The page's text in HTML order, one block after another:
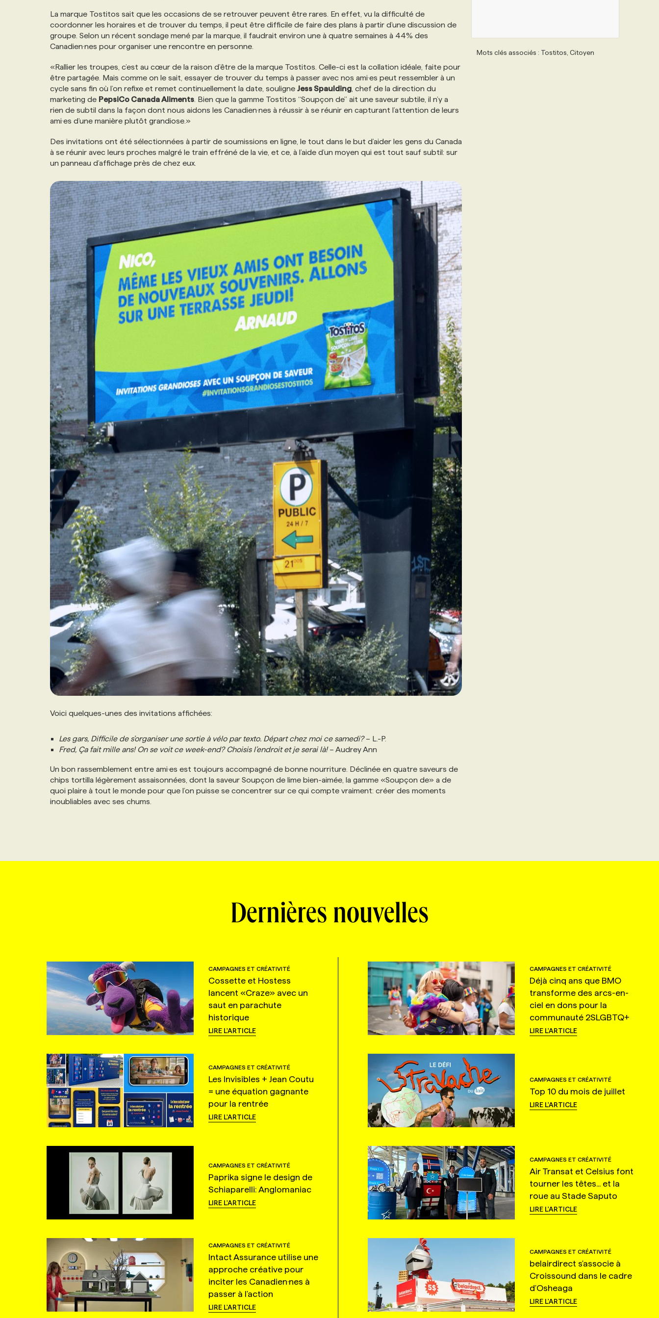
NOS TARIFS
PROGRAMMES DE SUBVENTIONS
ANNONCEZ AVEC NOUS
ANNONCEZ AVEC NOUS
La marque Tostitos sait que les occasions de se retrouver peuvent être rares. En effet, vu la difficulté de
coordonner les horaires et de trouver du temps, il peut être difficile de faire des plans à partir d’une discussion de
groupe. Selon un récent sondage mené par la marque, il faudrait environ une à quatre semaines à 44% des
Canadien·nes pour organiser une rencontre en personne.
«Rallier les troupes, c’est au cœur de la raison d’être de la marque Tostitos. Celle-ci est la collation idéale, faite pour
être partagée. Mais comme on le sait, essayer de trouver du temps à passer avec nos ami·es peut ressembler à un
cycle sans fin où l’on refixe et remet continuellement la date, souligne Jess Spaulding , chef de la direction du
marketing de PepsiCo Canada Aliments . Bien que la gamme Tostitos “Soupçon de” ait une saveur subtile, il n’y a
rien de subtil dans la façon dont nous aidons les Canadien·nes à réussir à se réunir en capturant l’attention de leurs
ami·es d’une manière plutôt grandiose.»
Des invitations ont été sélectionnées à partir de soumissions en ligne, le tout dans le but d’aider les gens du Canada
à se réunir avec leurs proches malgré le train effréné de la vie, et ce, à l’aide d’un moyen qui est tout sauf subtil: sur
un panneau d’affichage près de chez eux.
Voici quelques-unes des invitations affichées:
Les gars, Difficile de s’organiser une sortie à vélo par texto. Départ chez moi ce samedi?– L.-P.
Fred, Ça fait mille ans! On se voit ce week-end? Choisis l’endroit et je serai là!– Audrey Ann
Un bon rassemblement entre ami·es est toujours accompagné de bonne nourriture. Déclinée en quatre saveurs de
chips tortilla légèrement assaisonnées, dont la saveur Soupçon de lime bien-aimée, la gamme «Soupçon de» a de
quoi plaire à tout le monde pour que l’on puisse se concentrer sur ce qui compte vraiment: créer des moments
inoubliables avec ses chums.
Mots clés associés : Tostitos, Citoyen
Dernières nouvelles
CAMPAGNES ET CRÉATIVITÉ
Cossette et Hostess
lancent «Craze» avec un
saut en parachute
historique
LIRE L'ARTICLE
CAMPAGNES ET CRÉATIVITÉ
Déjà cinq ans que BMO
transforme des arcs-en-
ciel en dons pour la
communauté 2SLGBTQ+
LIRE L'ARTICLE
CAMPAGNES ET CRÉATIVITÉ
Les Invisibles + Jean Coutu
= une équation gagnante
pour la rentrée
LIRE L'ARTICLE
CAMPAGNES ET CRÉATIVITÉ
Top 10 du mois de juillet
LIRE L'ARTICLE
CAMPAGNES ET CRÉATIVITÉ
Paprika signe le design de
Schiaparelli: Anglomaniac
LIRE L'ARTICLE
CAMPAGNES ET CRÉATIVITÉ
Air Transat et Celsius font
tourner les têtes... et la
roue au Stade Saputo
LIRE L'ARTICLE
CAMPAGNES ET CRÉATIVITÉ
Intact Assurance utilise une
approche créative pour
inciter les Canadien·nes à
passer à l'action
LIRE L'ARTICLE
CAMPAGNES ET CRÉATIVITÉ
belairdirect s'associe à
Croissound dans le cadre
d'Osheaga
LIRE L'ARTICLE